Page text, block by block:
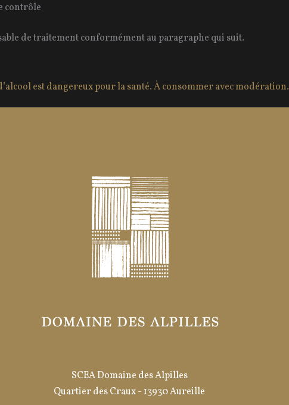
contrôle
de traitement conformément au paragraphe qui suit.
d’alcool est dangereux pour la santé. À consommer avec modération.
SCEA Domaine des Alpilles
Quartier des Craux - 13930 Aureille